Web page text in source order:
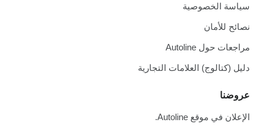
سياسة الخصوصية
نصائح للأمان
مراجعات حول Autoline
دليل (كتالوج) العلامات التجارية
عروضنا
الإعلان في موقع Autoline.